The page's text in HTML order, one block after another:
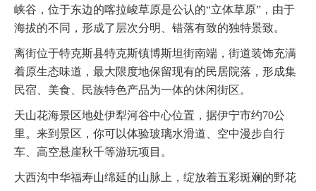
峡谷，位于东边的喀拉峻草原是公认的“立体草原”，由于
海拔的不同，形成了层次分明、错落有致的独特景致。
离街位于特克斯县特克斯镇博斯坦街南端，街道装饰充满
着原生态味道，最大限度地保留现有的民居院落，形成集
民宿、美食、民族特色产品为一体的休闲街区。
天山花海景区地处伊犁河谷中心位置，据伊宁市约70公
里。来到景区，你可以体验玻璃水滑道、空中漫步自行
车、高空悬崖秋千等游玩项目。
大西沟中华福寿山绵延的山脉上，绽放着五彩斑斓的野花